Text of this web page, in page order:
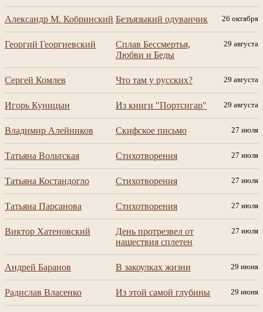
Александр М. Кобринский Безъязыкий одуванчик 26 октября
Георгий Георгиевский
Сплав Бессмертья,
Любви и Беды
29 августа
Сергей Комлев Что там у русских? 29 августа
Игорь Куницын Из книги "Портсигар" 29 августа
Владимир Алейников Скифское письмо 27 июля
Татьяна Вольтская Стихотворения 27 июля
Татьяна Костандогло Стихотворения 27 июля
Татьяна Парсанова Стихотворения 27 июля
Виктор Хатеновский
День протрезвел от
нашествия сплетен
27 июля
Андрей Баранов В закоулках жизни 29 июня
Радислав Власенко Из этой самой глубины 29 июня